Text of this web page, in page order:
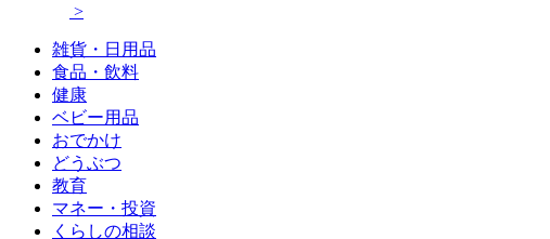
>
雑貨・日用品
食品・飲料
健康
ベビー用品
おでかけ
どうぶつ
教育
マネー・投資
くらしの相談